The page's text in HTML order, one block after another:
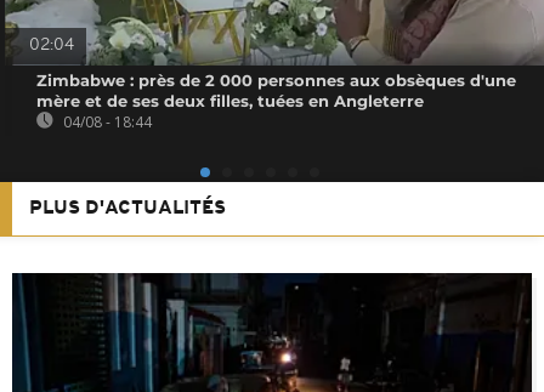
02:04
Zimbabwe : près de 2 000 personnes aux obsèques d'une
mère et de ses deux filles, tuées en Angleterre
04/08 - 18:44
PLUS D'ACTUALITÉS